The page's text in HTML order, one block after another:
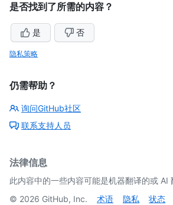
是否找到了所需的内容？
是 否
隐私策略
仍需帮助？
询问GitHub社区
联系支持人员
法律信息
此内容中的一些内容可能是机器翻译的或 AI
© 2026 GitHub, Inc. 术语 隐私 状态